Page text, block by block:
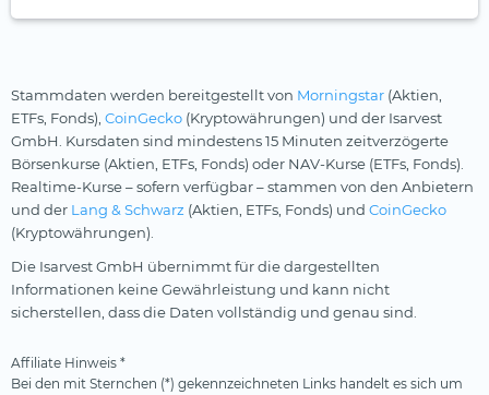
Stammdaten werden bereitgestellt von Morningstar (Aktien,
ETFs, Fonds), CoinGecko (Kryptowährungen) und der Isarvest
GmbH. Kursdaten sind mindestens 15 Minuten zeitverzögerte
Börsenkurse (Aktien, ETFs, Fonds) oder NAV-Kurse (ETFs, Fonds).
Realtime-Kurse – sofern verfügbar – stammen von den Anbietern
und der Lang & Schwarz (Aktien, ETFs, Fonds) und CoinGecko
(Kryptowährungen).
Die Isarvest GmbH übernimmt für die dargestellten
Informationen keine Gewährleistung und kann nicht
sicherstellen, dass die Daten vollständig und genau sind.
Affiliate Hinweis *
Bei den mit Sternchen (*) gekennzeichneten Links handelt es sich um